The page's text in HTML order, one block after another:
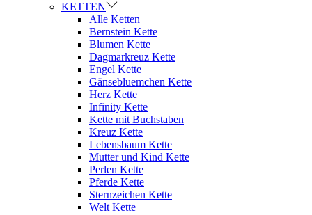
KETTEN
Alle Ketten
Bernstein Kette
Blumen Kette
Dagmarkreuz Kette
Engel Kette
Gänsebluemchen Kette
Herz Kette
Infinity Kette
Kette mit Buchstaben
Kreuz Kette
Lebensbaum Kette
Mutter und Kind Kette
Perlen Kette
Pferde Kette
Sternzeichen Kette
Welt Kette